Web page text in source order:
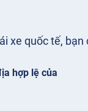
xe quốc tế,
hợp lệ của